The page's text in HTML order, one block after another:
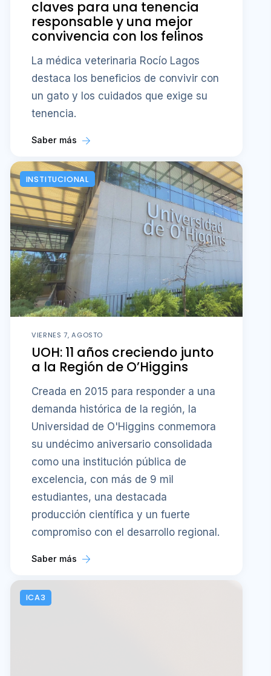
claves para una tenencia
responsable y una mejor
convivencia con los felinos
La médica veterinaria Rocío Lagos
destaca los beneficios de convivir con
un gato y los cuidados que exige su
tenencia.
Saber más
INSTITUCIONAL
VIERNES 7, AGOSTO
UOH: 11 años creciendo junto
a la Región de O’Higgins
Creada en 2015 para responder a una
demanda histórica de la región, la
Universidad de O'Higgins conmemora
su undécimo aniversario consolidada
como una institución pública de
excelencia, con más de 9 mil
estudiantes, una destacada
producción científica y un fuerte
compromiso con el desarrollo regional.
Saber más
ICA3